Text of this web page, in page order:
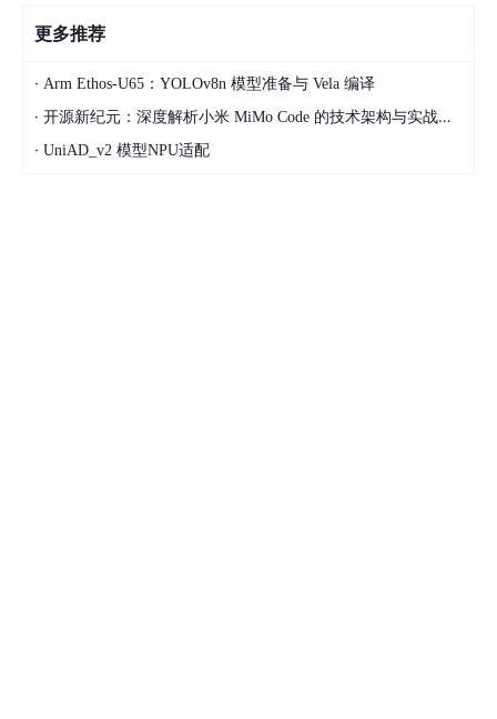
更多推荐
· Arm Ethos‑U65：YOLOv8n 模型准备与 Vela 编译
· 开源新纪元：深度解析小米 MiMo Code 的技术架构与实战应用
· UniAD_v2 模型NPU适配